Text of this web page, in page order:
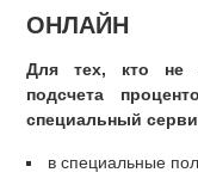
ОНЛАЙН
Для тех, кто не
подсчета
специальный
в специальные